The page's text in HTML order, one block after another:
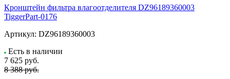
Кронштейн фильтра влагоотделителя DZ96189360003
TiggerPart-0176
Артикул: DZ96189360003
Есть в наличии
7 625 руб.
8 388 руб.